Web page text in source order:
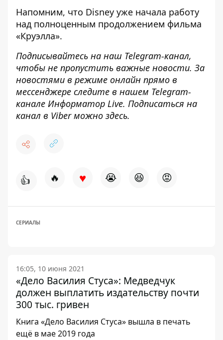
Напомним, что Disney уже начала работу
над полноценным продолжением фильма
«Круэлла».
Подписывайтесь на наш Telegram-канал,
чтобы не пропустить важные новости. За
новостями в режиме онлайн прямо в
мессенджере следите в нашем Telegram-
канале Информатор Live. Подписаться на
канал в Viber можно здесь.
👍 🔥 ♥ 😭 😆 😡
СЕРИАЛЫ
16:05, 10 июня 2021
«Дело Василия Стуса»: Медведчук
должен выплатить издательству почти
300 тыс. гривен
Книга «Дело Василия Стуса» вышла в печать
ещё в мае 2019 года